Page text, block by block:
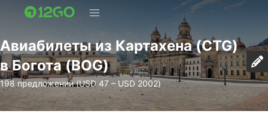
Авиабилеты из Картахена (CTG)
в Богота (BOG)
198 предложений (USD 47 – USD 2002)